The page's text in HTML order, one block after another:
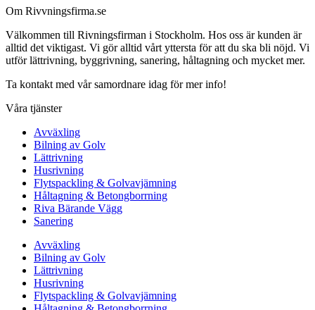
Om Rivvningsfirma.se
Välkommen till Rivningsfirman i Stockholm. Hos oss är kunden är
alltid det viktigast. Vi gör alltid vårt yttersta för att du ska bli nöjd. Vi
utför lättrivning, byggrivning, sanering, håltagning och mycket mer.
Ta kontakt med vår samordnare idag för mer info!
Våra tjänster
Avväxling
Bilning av Golv
Lättrivning
Husrivning
Flytspackling & Golvavjämning
Håltagning & Betongborrning
Riva Bärande Vägg
Sanering
Avväxling
Bilning av Golv
Lättrivning
Husrivning
Flytspackling & Golvavjämning